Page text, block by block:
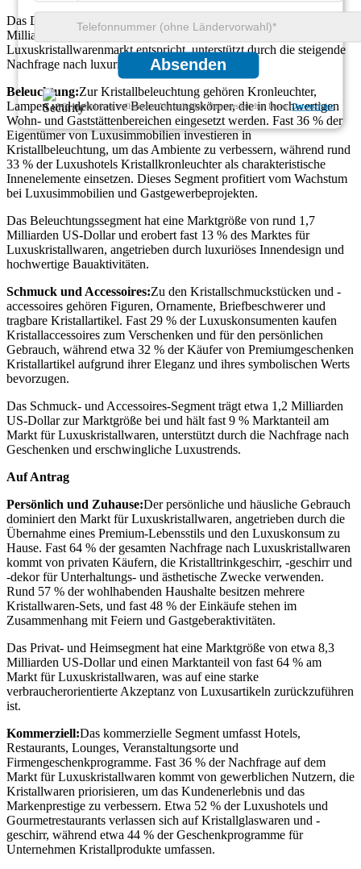
Absenden
Wir gewährleisten vollständige Vertraulichkeit Ihrer persönlichen Daten.Datenschutz
Das Dekorationssegment hat eine Marktgröße von etwa 2,3
Milliarden US-Dollar, was einem Marktanteil von fast 18 % im
Luxuskristallwarenmarkt entspricht, unterstützt durch die steigende
Nachfrage nach luxuriöser Wohnästhetik.
Beleuchtung:Zur Kristallbeleuchtung gehören Kronleuchter,
Lampen und dekorative Beleuchtungskörper, die in hochwertigen
Wohn- und Gaststättenbereichen eingesetzt werden. Fast 36 % der
Eigentümer von Luxusimmobilien investieren in
Kristallbeleuchtung, um das Ambiente zu verbessern, während rund
33 % der Luxushotels Kristallkronleuchter als charakteristische
Innenelemente einsetzen. Dieses Segment profitiert vom Wachstum
bei Luxusimmobilien und Gastgewerbeprojekten.
Das Beleuchtungssegment hat eine Marktgröße von rund 1,7
Milliarden US-Dollar und erobert fast 13 % des Marktes für
Luxuskristallwaren, angetrieben durch luxuriöses Innendesign und
hochwertige Bauaktivitäten.
Schmuck und Accessoires:Zu den Kristallschmuckstücken und -
accessoires gehören Figuren, Ornamente, Briefbeschwerer und
tragbare Kristallartikel. Fast 29 % der Luxuskonsumenten kaufen
Kristallaccessoires zum Verschenken und für den persönlichen
Gebrauch, während etwa 32 % der Käufer von Premiumgeschenken
Kristallartikel aufgrund ihrer Eleganz und ihres symbolischen Werts
bevorzugen.
Das Schmuck- und Accessoires-Segment trägt etwa 1,2 Milliarden
US-Dollar zur Marktgröße bei und hält fast 9 % Marktanteil am
Markt für Luxuskristallwaren, unterstützt durch die Nachfrage nach
Geschenken und erschwingliche Luxustrends.
Auf Antrag
Persönlich und Zuhause:Der persönliche und häusliche Gebrauch
dominiert den Markt für Luxuskristallwaren, angetrieben durch die
Übernahme eines Premium-Lebensstils und den Luxuskonsum zu
Hause. Fast 64 % der gesamten Nachfrage nach Luxuskristallwaren
kommt von privaten Käufern, die Kristalltrinkgeschirr, -geschirr und
-dekor für Unterhaltungs- und ästhetische Zwecke verwenden.
Rund 57 % der wohlhabenden Haushalte besitzen mehrere
Kristallwaren-Sets, und fast 48 % der Einkäufe stehen im
Zusammenhang mit Feiern und Gastgeberaktivitäten.
Das Privat- und Heimsegment hat eine Marktgröße von etwa 8,3
Milliarden US-Dollar und einen Marktanteil von fast 64 % am
Markt für Luxuskristallwaren, was auf eine starke
verbraucherorientierte Akzeptanz von Luxusartikeln zurückzuführen
ist.
Kommerziell:Das kommerzielle Segment umfasst Hotels,
Restaurants, Lounges, Veranstaltungsorte und
Firmengeschenkprogramme. Fast 36 % der Nachfrage auf dem
Markt für Luxuskristallwaren kommt von gewerblichen Nutzern, die
Kristallwaren priorisieren, um das Kundenerlebnis und das
Markenprestige zu verbessern. Etwa 52 % der Luxushotels und
Gourmetrestaurants verlassen sich auf Kristallglaswaren und -
geschirr, während etwa 44 % der Geschenkprogramme für
Unternehmen Kristallprodukte umfassen.